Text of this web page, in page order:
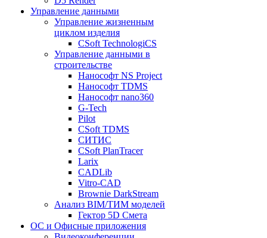
Управление данными
Управление жизненным
циклом изделия
CSoft TechnologiCS
Управление данными в
строительстве
Нанософт NS Project
Нанософт TDMS
Нанософт nano360
G-Tech
Pilot
CSoft TDMS
СИТИС
CSoft PlanTracer
Larix
CADLib
Vitro-CAD
Brownie DarkStream
Анализ BIM/ТИМ моделей
Гектор 5D Смета
ОС и Офисные приложения